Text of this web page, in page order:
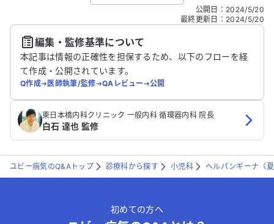
こちらは送信専用のフォームです。氏名やご自身の病気の詳細な
送信する
公開日 ： 2024/5/20
最終更新日 ： 2024/5/20
編集・監修基準について
本記事は情報の正確性を担保するため、以下のフローを経
て作成・公開されています。
Q作成➔医師執筆/監修➔QAレビュー➔公開
東日本橋内科クリニック 一般内科 循環器内科 院長
白石 達也 監修
ユビー病気のQ&Aトップ 診療科から探す 小児科 ヘルパンギーナ（
初めての方へ